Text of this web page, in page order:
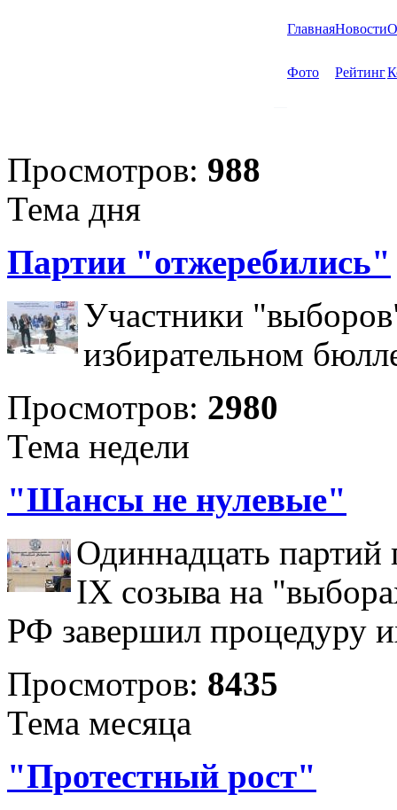
ГлавнаяНовости
Фото Рейтинг
Просмотров: 988
Тема дня
Партии "отжеребились"
Участники
избирательном
Просмотров: 2980
Тема недели
"Шансы не нулевые"
Одиннадцать партий
IX созыва на
РФ завершил процедуру
Просмотров: 8435
Тема месяца
"Протестный рост"